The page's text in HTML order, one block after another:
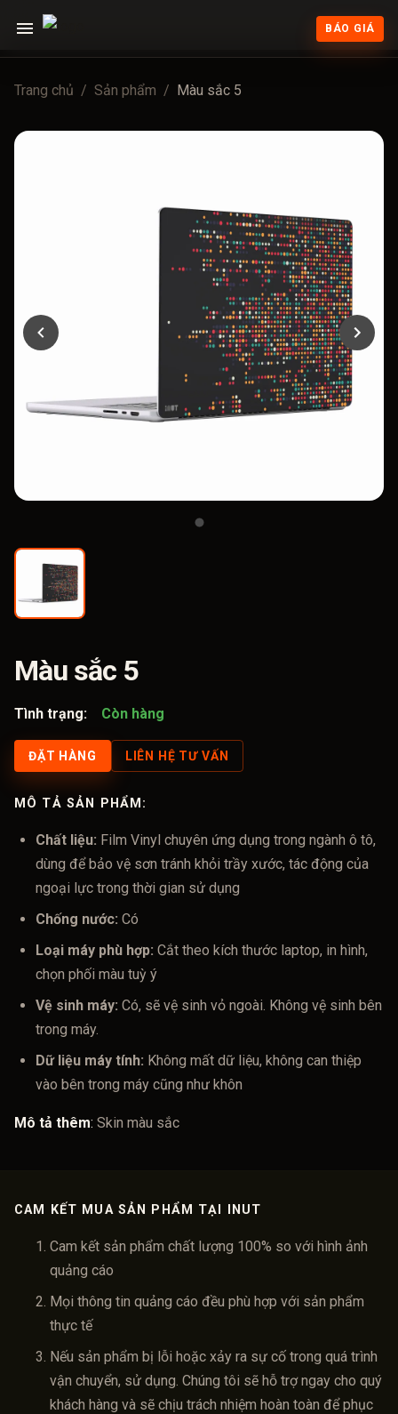
BÁO GIÁ
Trang chủ / Sản phẩm / Màu sắc 5
Màu sắc 5
Tình trạng: Còn hàng
ĐẶT HÀNG LIÊN HỆ TƯ VẤN
MÔ TẢ SẢN PHẨM:
Chất liệu: Film Vinyl chuyên ứng dụng trong ngành ô tô,
dùng để bảo vệ sơn tránh khỏi trầy xước, tác động của
ngoại lực trong thời gian sử dụng
Chống nước: Có
Loại máy phù hợp: Cắt theo kích thước laptop, in hình,
chọn phối màu tuỳ ý
Vệ sinh máy: Có, sẽ vệ sinh vỏ ngoài. Không vệ sinh bên
trong máy.
Dữ liệu máy tính: Không mất dữ liệu, không can thiệp
vào bên trong máy cũng như khôn
Mô tả thêm: Skin màu sắc
CAM KẾT MUA SẢN PHẨM TẠI INUT
Cam kết sản phẩm chất lượng 100% so với hình ảnh
quảng cáo
Mọi thông tin quảng cáo đều phù hợp với sản phẩm
thực tế
Nếu sản phẩm bị lỗi hoặc xảy ra sự cố trong quá trình
vận chuyển, sử dụng. Chúng tôi sẽ hỗ trợ ngay cho quý
khách hàng và sẽ chịu trách nhiệm hoàn toàn để phục